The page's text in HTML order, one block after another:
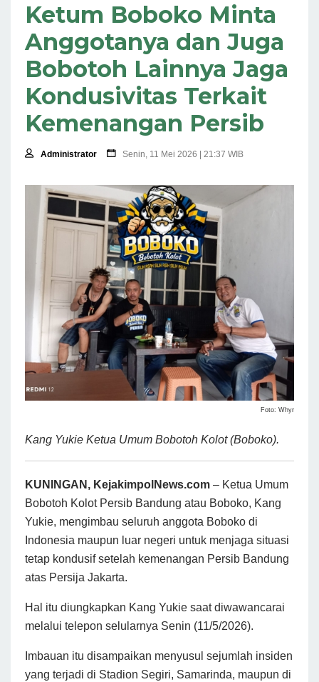
Ketum Boboko Minta
Anggotanya dan Juga
Bobotoh Lainnya Jaga
Kondusivitas Terkait
Kemenangan Persib
Administrator Senin, 11 Mei 2026 | 21:37 WIB
Foto: Whyr
Kang Yukie Ketua Umum Bobotoh Kolot (Boboko).
KUNINGAN, KejakimpolNews.com – Ketua Umum
Bobotoh Kolot Persib Bandung atau Boboko, Kang
Yukie, mengimbau seluruh anggota Boboko di
Indonesia maupun luar negeri untuk menjaga situasi
tetap kondusif setelah kemenangan Persib Bandung
atas Persija Jakarta.
Hal itu diungkapkan Kang Yukie saat diwawancarai
melalui telepon selularnya Senin (11/5/2026).
Imbauan itu disampaikan menyusul sejumlah insiden
yang terjadi di Stadion Segiri, Samarinda, maupun di